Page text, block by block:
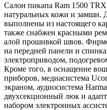
Салон пикапа Ram 1500
натуральных кожи и замши.
выполнены из настоящего
также снабжен красными
алой прошивкой швов.
на передней панели и
электроприводом,
Кроме того, в оснащение
приборов, медиасистема
экраном, аудиосистема
двухсекционный люк и
набором электронных